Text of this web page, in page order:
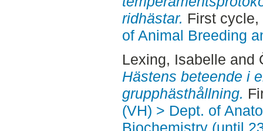
ridhästar. First
of Animal Breeding
Lexing, Isabelle and
Hästens beteende i
grupphästhållning.
(VH) > Dept. of
Biochemistry (until